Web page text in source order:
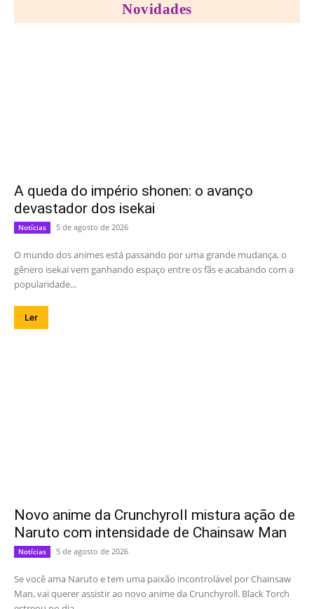
Novidades
A queda do império shonen: o avanço
devastador dos isekai
Notícias 5 de agosto de 2026
O mundo dos animes está passando por uma grande mudança, o
gênero isekai vem ganhando espaço entre os fãs e acabando com a
popularidade...
Ler
Novo anime da Crunchyroll mistura ação de
Naruto com intensidade de Chainsaw Man
Notícias 5 de agosto de 2026
Se você ama Naruto e tem uma paixão incontrolável por Chainsaw
Man, vai querer assistir ao novo anime da Crunchyroll. Black Torch